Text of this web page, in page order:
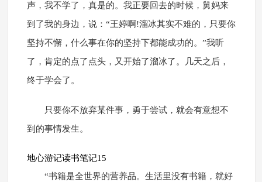
声，我不学了，真是的。我正要回去的时候，舅妈来
到了我的身边，说：“王婷啊!溜冰其实不难的，只要你
坚持不懈，什么事在你的坚持下都能成功的。”我听
了，肯定的点了点头，又开始了溜冰了。几天之后，
终于学会了。
只要你不放弃某件事，勇于尝试，就会有意想不
到的事情发生。
地心游记读书笔记15
“书籍是全世界的营养品。生活里没有书籍，就好